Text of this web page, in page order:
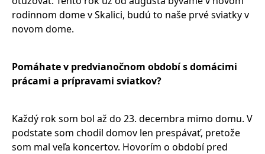
rodinnom dome v Skalici, budú to naše prvé sviatky v
novom dome.
Pomáhate v predvianočnom období s domácimi
prácami a prípravami sviatkov?
Každý rok som bol až do 23. decembra mimo domu. V
podstate som chodil domov len prespávať, pretože
som mal veľa koncertov. Hovorím o období pred